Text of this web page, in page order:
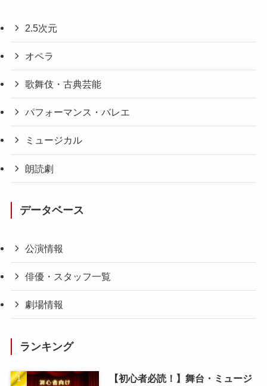
2.5次元
オペラ
歌舞伎・古典芸能
パフォーマンス・バレエ
ミュージカル
朗読劇
データベース
公演情報
俳優・スタッフ一覧
劇場情報
ランキング
【初心者必読！】舞台・ミュージ